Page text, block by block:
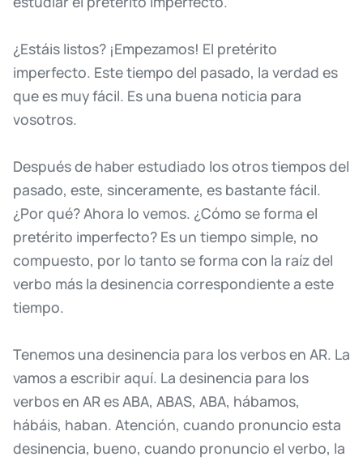
¿Estáis listos? ¡Empezamos! El pretérito
imperfecto. Estetiempo del pasado, la verdad es
quees muyfácil. Es una buena noticia para
vosotros.
Despuésde haber estudiado losotrostiemposdel
pasado, este, sinceramente, es bastantefácil.
¿Por qué?Ahora lo vemos. ¿Cómo seforma el
pretérito imperfecto? Es un tiempo simple, no
compuesto, por lo tanto seforma con la raízdel
verbo más la desinencia correspondientea este
tiempo.
Tenemos una desinencia para losverbosen AR. La
vamosa escribir aquí. La desinencia para los
verbosen AResABA, ABAS, ABA, hábamos,
hábáis, haban. Atención, cuando pronuncio esta
desinencia, bueno, cuando pronuncio el verbo, la